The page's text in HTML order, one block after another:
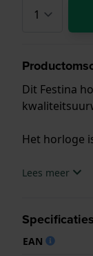
Dit Festina
Het horloge
.Lees meer
Specificaties
EAN